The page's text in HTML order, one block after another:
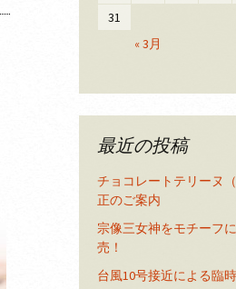
« 3月
31
最近の投稿
チョコレートテリーヌ
正のご案内
宗像三女神をモチーフ
売！
台風10号接近による臨